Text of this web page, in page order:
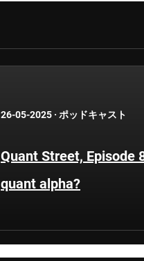
26-05-2025 · ポッドキャスト
Quant Street, Episode
quant alpha?